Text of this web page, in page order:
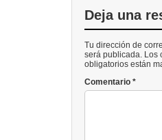
Deja una
Tu dirección de
será publicada. Los
obligatorios están
Comentario *